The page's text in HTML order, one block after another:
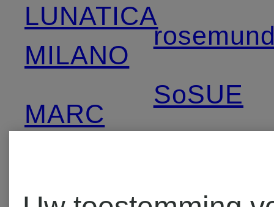
LUNATICA
MILANO
MARC
SoSUE
Max